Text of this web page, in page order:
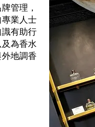
管理，
業人士
有助行
為香水
地調香